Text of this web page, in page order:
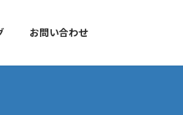
お問い合わせ